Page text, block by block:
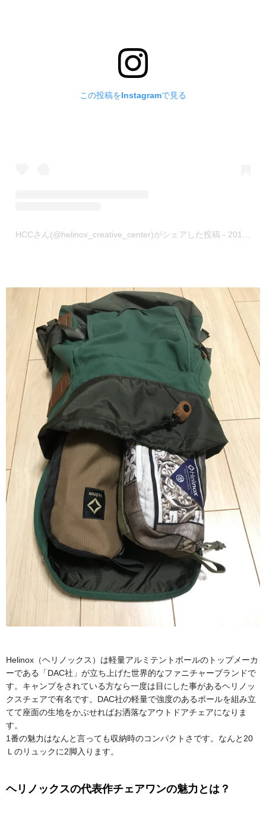
この投稿をInstagramで見る
HCCさん(@helinox_creative_center)がシェアした投稿 - 2015年11月月21日午前5時46分PST
Helinox（ヘリノックス）は軽量アルミテントポールのトップメーカ
ーである「DAC社」が立ち上げた世界的なファニチャーブランドで
す。キャンプをされている方なら一度は目にした事があるヘリノッ
クスチェアで有名です。DAC社の軽量で強度のあるポールを組み立
てて座面の生地をかぶせればお洒落なアウトドアチェアになりま
す。
1番の魅力はなんと言っても収納時のコンパクトさです。なんと20
Ｌのリュックに2脚入ります。
ヘリノックスの代表作チェアワンの魅力とは？